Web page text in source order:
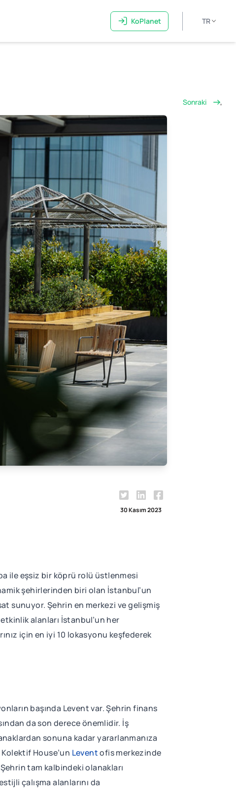
KoPlanet TR
Sonraki ,
30 Kasım 2023
ile eşsiz bir köprü rolü üstlenmesi
şehirlerinden biri olan İstanbul’un
sunuyor. Şehrin en merkezi ve gelişmiş
alanları İstanbul’un her
için en iyi 10 lokasyonu keşfederek
başında Levent var. Şehrin finans
da son derece önemlidir. İş
sonuna kadar yararlanmanıza
House’un Leventofis merkezinde
tam kalbindeki olanakları
çalışma alanlarını da